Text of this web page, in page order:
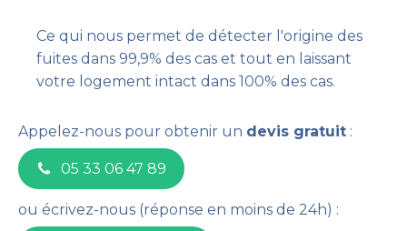
Ce qui nous permet de détecter l'origine des
fuites dans 99,9% des cas et tout en laissant
votre logement intact dans 100% des cas.
Appelez-nous pour obtenir un devis gratuit :
05 33 06 47 89
ou écrivez-nous (réponse en moins de 24h) :